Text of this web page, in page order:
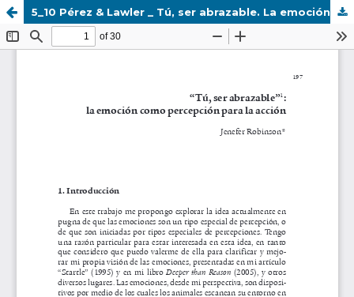
5_10 Pérez & Lawler _ Tú, ser abrazable. La emoción como percepción para la acción.pdf